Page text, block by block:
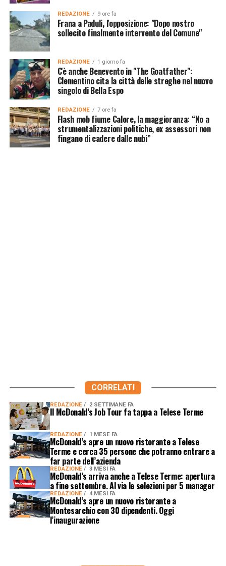
REDAZIONE 9 ore fa
Frana a Paduli, l'opposizione: "Dopo nostro
sollecito finalmente intervento del Comune"
REDAZIONE 1 giorno fa
C'è anche Benevento in "The Goatfather":
Clementino cita la città delle streghe nel nuovo
singolo di Bella Espo
REDAZIONE 7 ore fa
Flash mob fiume Calore, la maggioranza: “No a
strumentalizzazioni politiche, ex assessori non
fingano di cadere dalle nubi”
CORRELATI
REDAZIONE 2 SETTIMANE FA
Il McDonald’s Job Tour fa tappa a Telese Terme
REDAZIONE 1 MESE FA
McDonald’s apre un nuovo ristorante a Telese
Terme e cerca 35 persone che potranno entrare a
far parte dell’azienda
REDAZIONE 3 MESI FA
McDonald’s arriva anche a Telese Terme: apertura
a fine settembre. Al via le selezioni per 5 manager
REDAZIONE 4 MESI FA
McDonald’s apre un nuovo ristorante a
Montesarchio con 30 dipendenti. Oggi
l’inaugurazione